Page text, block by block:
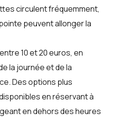
circulent fréquemment,
peuvent allonger la
10 et 20 euros, en
la journée et de la
Des options plus
en réservant à
en dehors des heures